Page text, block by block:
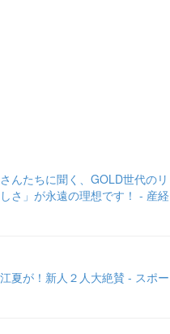
んたちに聞く、GOLD世代のリ
さ」が永遠の理想です！ - 産経
夏が！新人２人大絶賛 - スポー